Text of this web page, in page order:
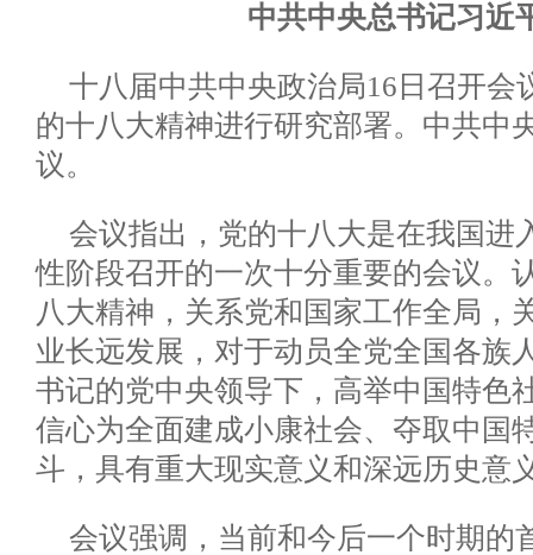
中共中央总书记习近
十八届中共中央政治局16日召开会
的十八大精神进行研究部署。中共中
议。
会议指出，党的十八大是在我国进
性阶段召开的一次十分重要的会议。
八大精神，关系党和国家工作全局，
业长远发展，对于动员全党全国各族
书记的党中央领导下，高举中国特色
信心为全面建成小康社会、夺取中国
斗，具有重大现实意义和深远历史意
会议强调，当前和今后一个时期的